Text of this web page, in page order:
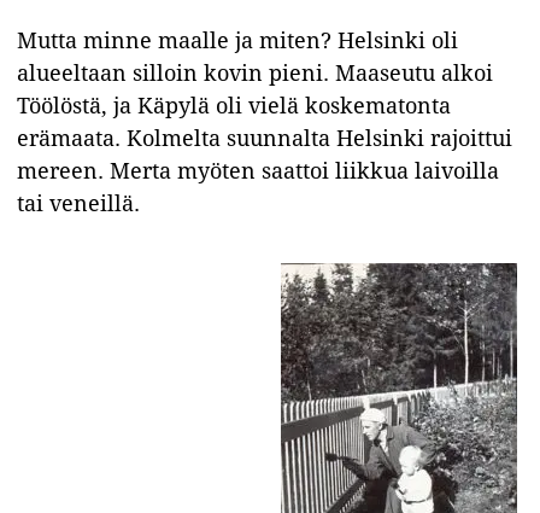
Mutta minne maalle ja miten? Helsinki oli
alueeltaan silloin kovin pieni. Maaseutu alkoi
Töölöstä, ja Käpylä oli vielä koskematonta
erämaata. Kolmelta suunnalta Helsinki rajoittui
mereen. Merta myöten saattoi liikkua laivoilla
tai veneillä.